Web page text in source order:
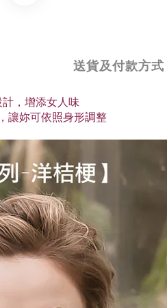
送貨及付款方式
，增添女人味
讓妳可依照身形調整